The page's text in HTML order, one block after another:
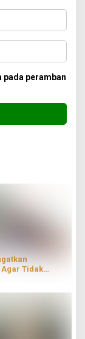
pada peramban
Tidak